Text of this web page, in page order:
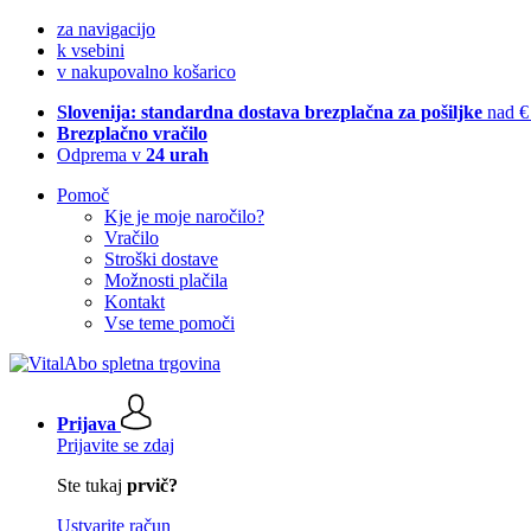
za navigacijo
k vsebini
v nakupovalno košarico
Slovenija: standardna dostava brezplačna za pošiljke nad
Brezplačno vračilo
Odprema v 24 urah
Pomoč
Kje je moje naročilo?
Vračilo
Stroški dostave
Možnosti plačila
Kontakt
Vse teme pomoči
Prijava
Prijavite se zdaj
Ste tukaj prvič?
Ustvarite račun